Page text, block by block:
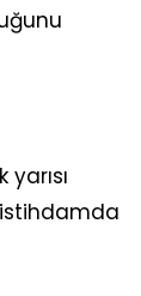
istihdamda